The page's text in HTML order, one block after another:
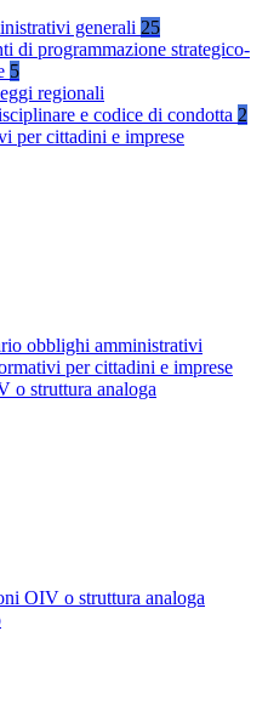
generali 25
di programmazione strategico-
5
regionali
e codice di condotta 2
per cittadini e imprese
obblighi amministrativi
per cittadini e imprese
o struttura analoga
OIV o struttura analoga